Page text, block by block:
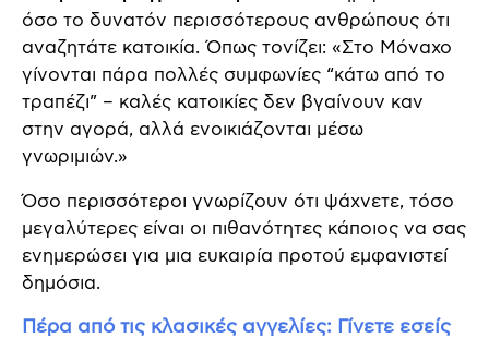
όσο το δυνατόν περισσότερους ανθρώπους ότι
αναζητάτε κατοικία. Όπως τονίζει: «Στο Μόναχο
γίνονται πάρα πολλές συμφωνίες “κάτω από το
τραπέζι” – καλές κατοικίες δεν βγαίνουν καν
στην αγορά, αλλά ενοικιάζονται μέσω
γνωριμιών.»
Όσο περισσότεροι γνωρίζουν ότι ψάχνετε, τόσο
μεγαλύτερες είναι οι πιθανότητες κάποιος να σας
ενημερώσει για μια ευκαιρία προτού εμφανιστεί
δημόσια.
Πέρα από τις κλασικές αγγελίες: Γίνετε εσείς